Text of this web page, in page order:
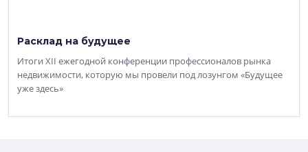
Расклад на будущее
Итоги XII ежегодной конференции профессионалов рынка
недвижимости, которую мы провели под лозунгом «Будущее
уже здесь»